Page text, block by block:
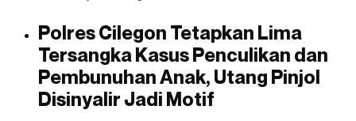
Polres Cilegon Tetapkan Lima
Tersangka Kasus Penculikan dan
Pembunuhan Anak, Utang Pinjol
Disinyalir Jadi Motif